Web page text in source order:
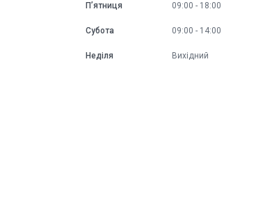
Пʼятниця 09:00 18:00
Субота 09:00 14:00
Неділя Вихідний